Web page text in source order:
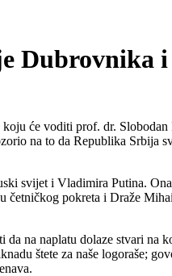
Dubrovnika
će voditi prof. dr.
na to da Republika
svijet i Vladimira Putina.
pokreta i Draže
na naplatu dolaze stvari na
štete za naše logoraše;